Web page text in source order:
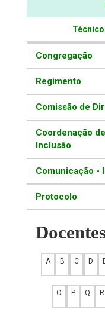
Congregação
Regimento
Comissão de
Coordenação
Inclusão
Comunicação -
Protocolo
A B C D
O P Q R